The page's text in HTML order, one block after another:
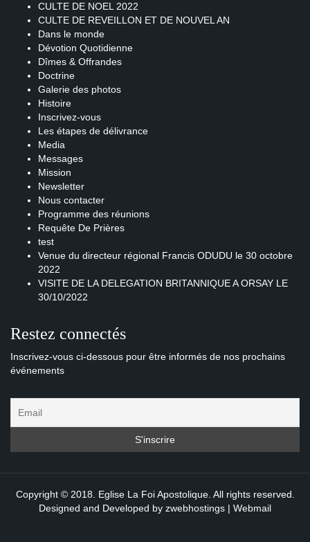
CULTE DE NOEL 2022
CULTE DE REVEILLON ET DE NOUVEL AN
Dans le monde
Dévotion Quotidienne
Dîmes & Offrandes
Doctrine
Galerie des photos
Histoire
Inscrivez-vous
Les étapes de délivrance
Media
Messages
Mission
Newsletter
Nous contacter
Programme des réunions
Requête De Prières
test
Venue du directeur régional Francis ODUDU le 30 octobre
2022
VISITE DE LA DELEGATION BRITANNIQUE A ORSAY LE
30/10/2022
Restez connectés
Inscrivez-vous ci-dessous pour être informés de nos prochains
événements
Copyright © 2018. Eglise La Foi Apostolique. All rights reserved.
Designed and Developed by zwebhostings | Webmail